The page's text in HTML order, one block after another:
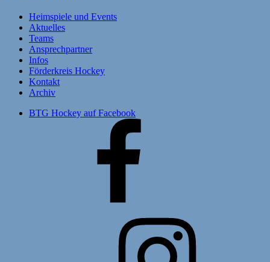
Heimspiele und Events
Aktuelles
Teams
Ansprechpartner
Infos
Förderkreis Hockey
Kontakt
Archiv
BTG Hockey auf Facebook